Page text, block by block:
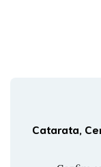
Catarata,